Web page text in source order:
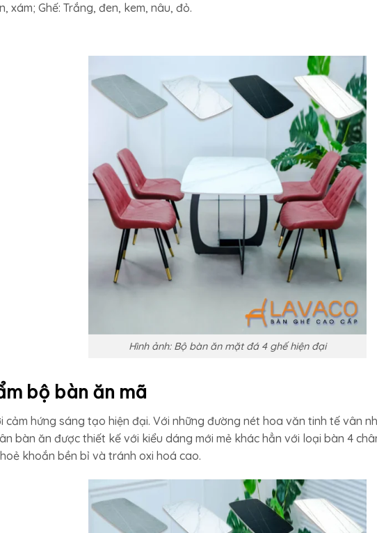
xám; Ghế: Trắng, đen, kem, nâu, đỏ.
Hình ảnh: Bộ bàn ăn mặt đá 4 ghế hiện đại
bộ bàn ăn mã
cảm hứng sáng tạo hiện đại. Với những đường nét hoa văn tinh tế vân
bàn ăn được thiết kế với kiểu dáng mới mẻ khác hẳn với loại bàn 4
khoắn bền bỉ và tránh oxi hoá cao.